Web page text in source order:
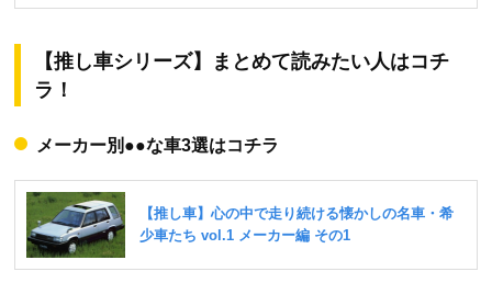
【推し車シリーズ】まとめて読みたい人はコチ
ラ！
メーカー別●●な車3選はコチラ